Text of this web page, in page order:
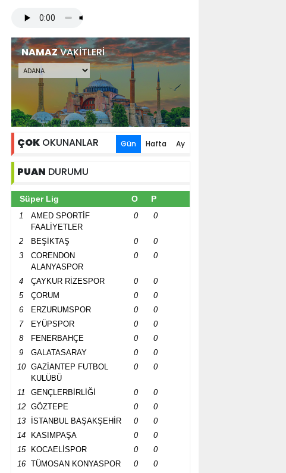
NAMAZVAKİTLERİ
ÇOK OKUNANLAR Gün Hafta Ay
PUAN DURUMU
Süper Lig O P
1
AMED SPORTİF
FAALİYETLER
0 0
2 BEŞİKTAŞ 0
0
3
CORENDON
ALANYASPOR
0 0
4 ÇAYKUR RİZESPOR 0
0
5
ÇORUM 0
0
6
ERZURUMSPOR 0
0
7
EYÜPSPOR 0
0
8
FENERBAHÇE 0
0
9
GALATASARAY 0
0
10
GAZİANTEP FUTBOL
KULÜBÜ
0 0
11 GENÇLERBİRLİĞİ 0
0
12
GÖZTEPE 0
0
13
İSTANBUL BAŞAKŞEHİR 0
0
14
KASIMPAŞA 0
0
15
KOCAELİSPOR 0
0
16
TÜMOSAN KONYASPOR 0
0